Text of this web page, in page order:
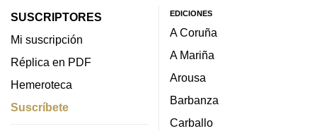
SUSCRIPTORES
Mi suscripción
Réplica en PDF
Hemeroteca
Suscríbete
EDICIONES
A Coruña
A Mariña
Arousa
Barbanza
Carballo